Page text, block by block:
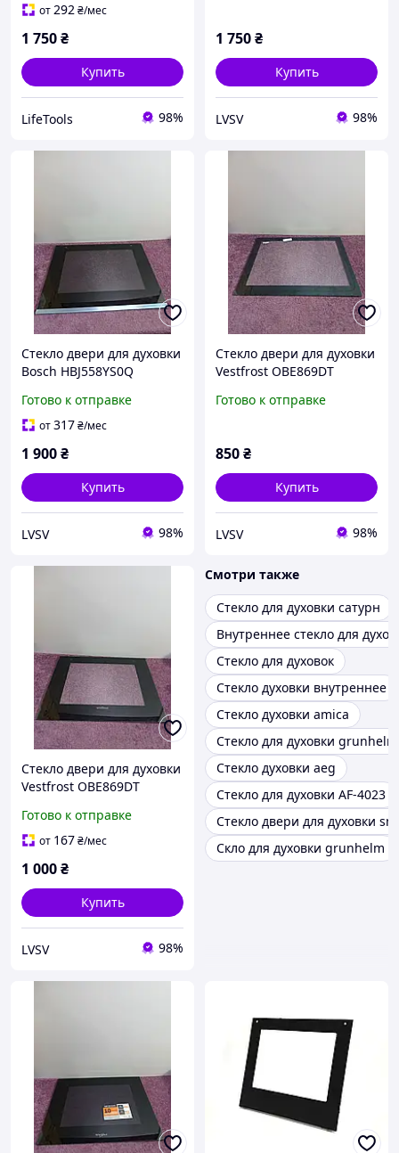
от292₴/мес
1 750₴
Купить
LifeTools 98%
1 750₴
Купить
LVSV 98%
Стекло двери для духовки
Bosch HBJ558YS0Q
Готово к отправке
от317₴/мес
1 900₴
Купить
LVSV 98%
Стекло двери для духовки
Vestfrost OBE869DT
Готово к отправке
850₴
Купить
LVSV 98%
Стекло двери для духовки
Vestfrost OBE869DT
Готово к отправке
от 167₴/мес
1 000₴
Купить
LVSV 98%
Смотри также
Стекло для духовки сатурн
Внутреннее стекло для
Стекло для духовок
Стекло духовки внутреннее
Стекло духовки amica
Стекло для духовки grunhelm
Стекло духовки aeg
Стекло для духовки AF-4023
Стекло двери для духовки
Скло для духовки grunhelm